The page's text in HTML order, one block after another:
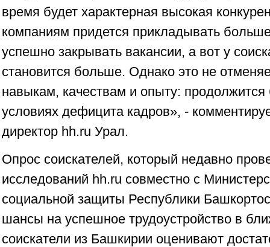
время будет характерная высокая
компаниям придется прикладывать
успешно закрывать вакансии, а вот у
становится больше. Однако это не
навыкам, качествам и опыту: продолжится
условиях дефицита кадров», -
директор hh.ru Урал.
Опрос соискателей, который недавно
исследований hh.ru совместно с
социальной защиты Республики
шансы на успешное трудоустройство в
соискатели из Башкирии оценивают